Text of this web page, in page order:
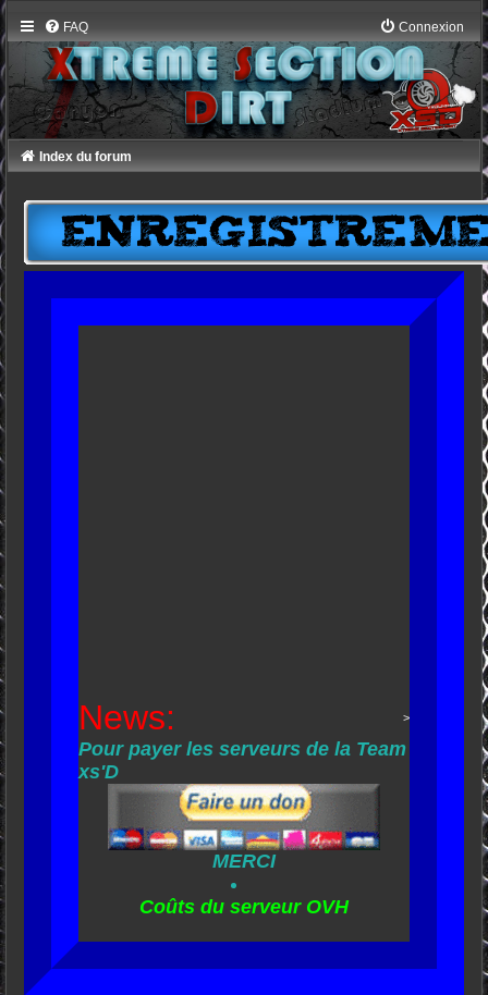
FAQ Connexion
Index du forum
News: >
Pour payer les serveurs de la Team
xs'D
MERCI
Coûts du serveur OVH